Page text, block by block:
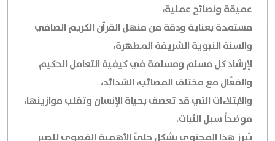
عميقة ونصائح عملية،
مستمدة بعناية ودقة من منهل القرآن الكريم الصافي
والسنة النبوية الشريفة المطهرة،
لإرشاد كل مسلم ومسلمة في كيفية التعامل الحكيم
والفعّال مع مختلف المصائب، الشدائد،
والابتلاءات التي قد تعصف بحياة الإنسان وتقلب موازينها،
موضحاً سبل الثبات.
يُبرز هذا المحتوى بشكل جليّ الأهمية القصوى للصبر